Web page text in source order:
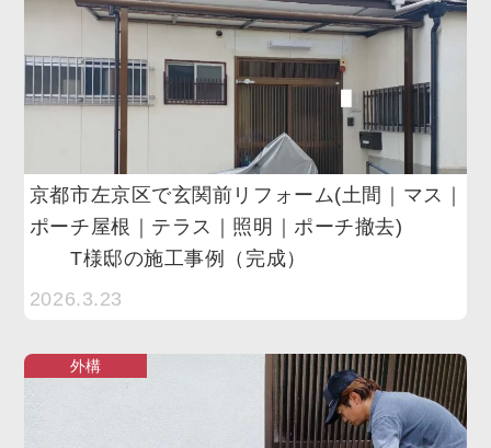
京都市左京区で玄関前リフォーム(土間｜マス｜
ポーチ屋根｜テラス｜照明｜ポーチ撤去)
T様邸の施工事例（完成）
2026.3.23
外構